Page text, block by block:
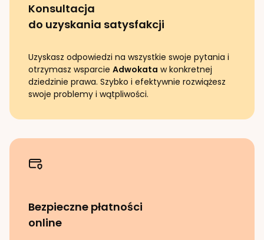
Konsultacja
do uzyskania satysfakcji
Uzyskasz odpowiedzi na wszystkie swoje pytania i
otrzymasz wsparcie Adwokata w konkretnej
dziedzinie prawa. Szybko i efektywnie rozwiążesz
swoje problemy i wątpliwości.
Bezpieczne płatności
online